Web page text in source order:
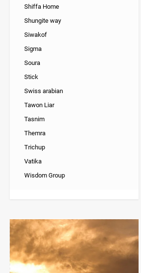
Shiffa Home
Shungite way
Siwakof
Sigma
Soura
Stick
Swiss arabian
Tawon Liar
Tasnim
Themra
Trichup
Vatika
Wisdom Group